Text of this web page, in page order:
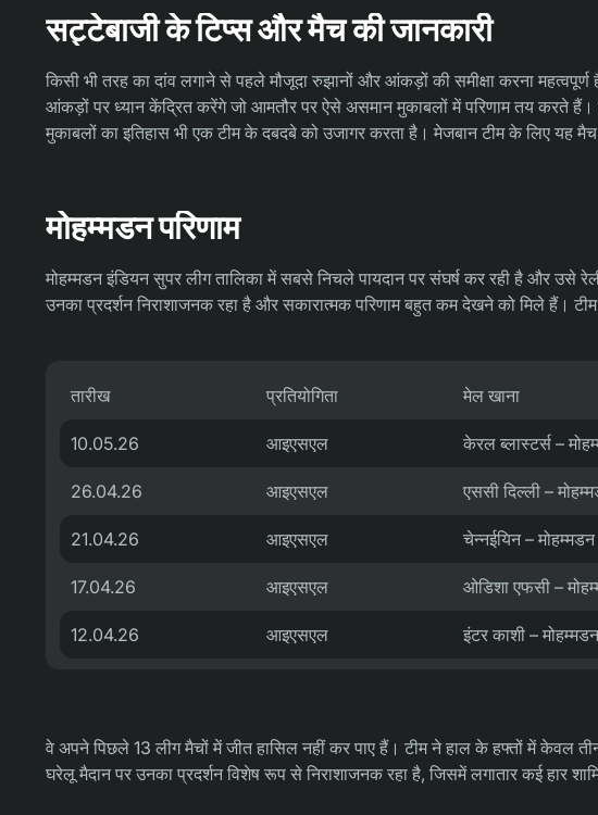
सट्टेबाजी के टिप्स और मैच की जानकारी
किसी भी तरह का दांव लगाने से पहले मौजूदा रुझानों और आंकड़ों की समीक्षा करना
आंकड़ों पर ध्यान केंद्रित करेंगे जो आमतौर पर ऐसे असमान मुकाबलों में परिणाम तय करते हैं।
मुकाबलों का इतिहास भी एक टीम के दबदबे को उजागर करता है। मेजबान टीम के लिए यह
मोहम्मडन परिणाम
मोहम्मडन इंडियन सुपर लीग तालिका में सबसे निचले पायदान पर संघर्ष कर रही है और
उनका प्रदर्शन निराशाजनक रहा है और सकारात्मक परिणाम बहुत कम देखने को मिले हैं।
तारीख प्रतियोगिता मेल खाना
10.05.26 आइएसएल केरल ब्लास्टर्स –
26.04.26 आइएसएल एससी दिल्ली –
21.04.26 आइएसएल चेन्नईयिन – मोहम्मडन
17.04.26 आइएसएल ओडिशा एफसी –
12.04.26 आइएसएल इंटर काशी – मोहम्मडन
वे अपने पिछले 13 लीग मैचों में जीत हासिल नहीं कर पाए हैं। टीम ने हाल के हफ्तों में केवल
घरेलू मैदान पर उनका प्रदर्शन विशेष रूप से निराशाजनक रहा है, जिसमें लगातार कई हार